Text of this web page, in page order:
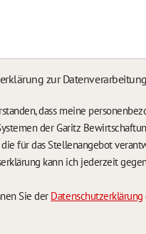
zur
dass meine
der Garitz
für das Stellenangebot
kann ich jederzeit
Sie der Datenschutzerklärung